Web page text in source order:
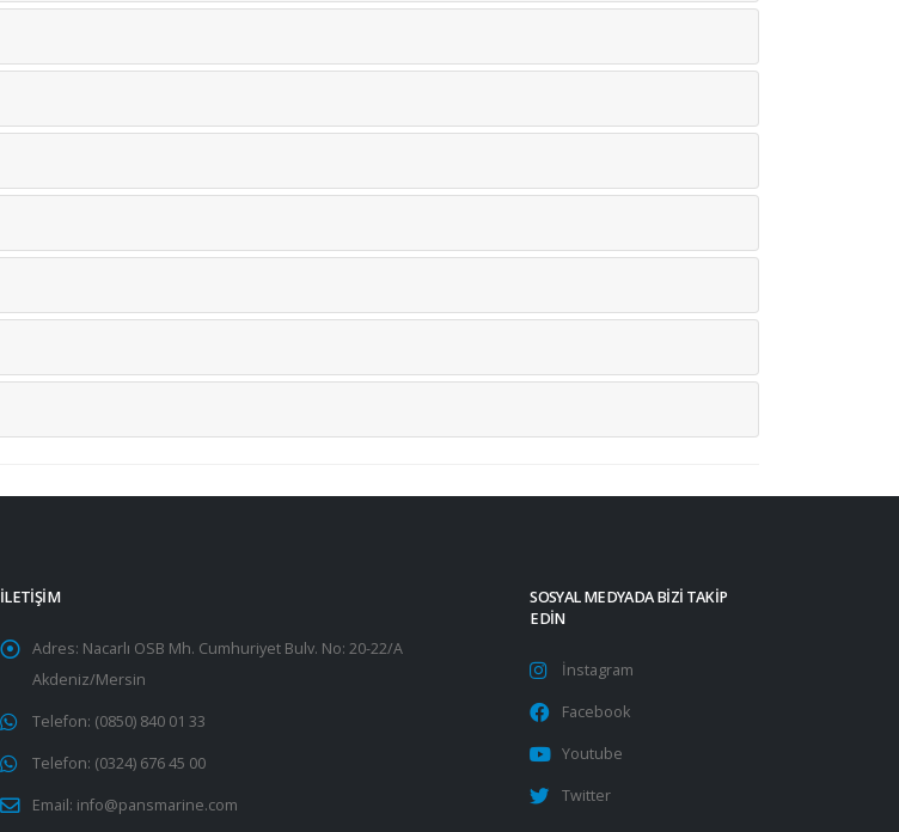
İLETIŞIM
Adres: Nacarlı OSB Mh. Cumhuriyet Bulv. No: 20-22/A
Akdeniz/Mersin
Telefon: (0850) 840 01 33
Telefon: (0324) 676 45 00
Email: info@pansmarine.com
SOSYAL MEDYADA BIZI TAKIP
EDIN
İnstagram
Facebook
Youtube
Twitter